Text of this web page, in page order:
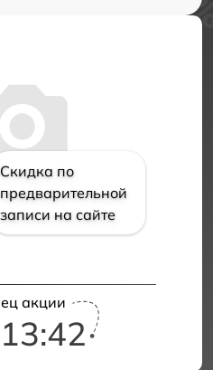
Скидка по
предварительной
записи на сайте
акции